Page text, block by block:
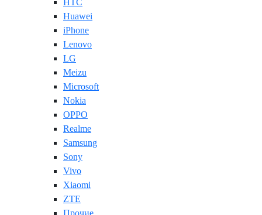
HTC
Huawei
iPhone
Lenovo
LG
Meizu
Microsoft
Nokia
OPPO
Realme
Samsung
Sony
Vivo
Xiaomi
ZTE